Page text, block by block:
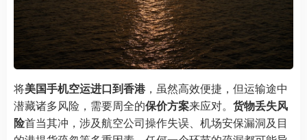
将美国手机空运进口到香港，虽然高效便捷，但运输途中
潜藏诸多风险，需要周全的保价方案来应对。 货物丢失风
险首当其冲，涉及航空公司操作失误、机场安保漏洞及目